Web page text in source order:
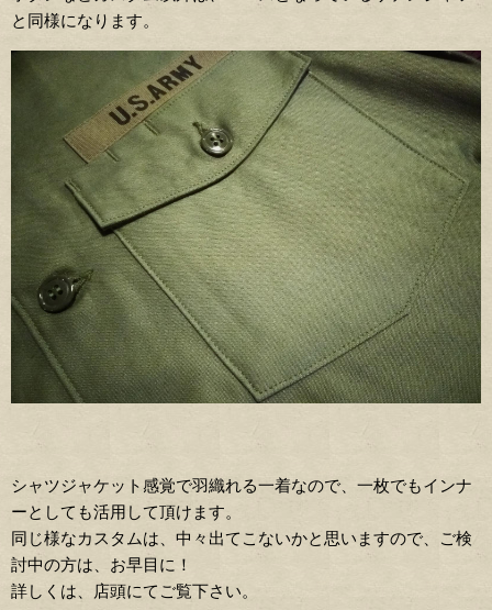
と同様になります。
シャツジャケット感覚で羽織れる一着なので、一枚でもインナ
ーとしても活用して頂けます。
同じ様なカスタムは、中々出てこないかと思いますので、ご検
討中の方は、お早目に！
詳しくは、店頭にてご覧下さい。